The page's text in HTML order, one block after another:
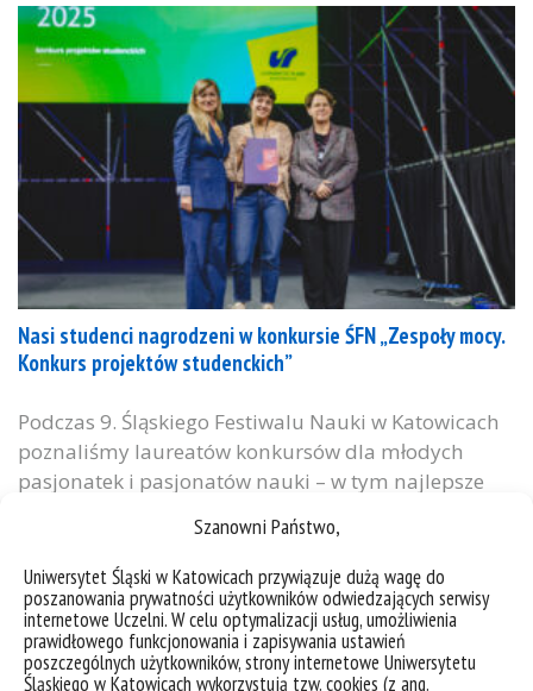
Szanowni Państwo,
Uniwersytet Śląski w Katowicach przywiązuje dużą wagę do
poszanowania prywatności użytkowników odwiedzających serwisy
internetowe Uczelni. W celu optymalizacji usług, umożliwienia
prawidłowego funkcjonowania i zapisywania ustawień
poszczególnych użytkowników, strony internetowe Uniwersytetu
Śląskiego w Katowicach wykorzystują tzw. cookies (z ang.
Nasi studenci nagrodzeni w konkursie ŚFN „Zespoły mocy.
Konkurs projektów studenckich”
Podczas 9. Śląskiego Festiwalu Nauki w Katowicach
poznaliśmy laureatów konkursów dla młodych
pasjonatek i pasjonatów nauki – w tym najlepsze
studenckich”. Z przyjemnością informujemy, że II
miejsce otrzymał zespół Hug a bug mentorowany
przez dr Artura Taszakowskiego. Członkowie:
Leonard Bartkowski, Wiktoria Kowolik, Dominika
Palinker, Aleksandra Poźniak, Michelle Sitnik, Piotr